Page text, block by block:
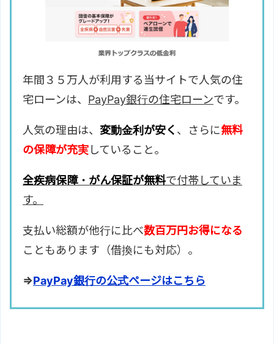
年間３５万人が利用する当サイトで人気の住
宅ローンは、 PayPay銀行の住宅ローンです。
人気の理由は、 変動金利が安く 、さらに無料
の保障が充実していること。
全疾病保障・がん保証が無料で付帯していま
す。
支払い総額が他行に比べ数百万円お得になる
こともあります（借換にも対応）。
⇒PayPay銀行の公式ページはこちら